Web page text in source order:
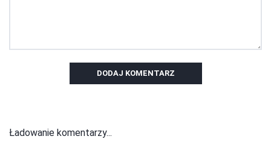
DODAJ KOMENTARZ
Ładowanie komentarzy...